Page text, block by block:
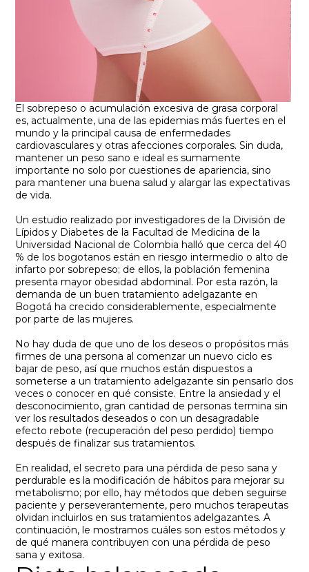
El sobrepeso o acumulación excesiva de grasa corporal
es, actualmente, una de las epidemias más fuertes en el
mundo y la principal causa de enfermedades
cardiovasculares y otras afecciones corporales. Sin duda,
mantener un peso sano e ideal es sumamente
importante no solo por cuestiones de apariencia, sino
para mantener una buena salud y alargar las expectativas
de vida.
Un estudio realizado por investigadores de la División de
Lípidos y Diabetes de la Facultad de Medicina de la
Universidad Nacional de Colombia halló que cerca del 40
% de los bogotanos están en riesgo intermedio o alto de
infarto por sobrepeso; de ellos, la población femenina
presenta mayor obesidad abdominal. Por esta razón, la
demanda de un buen tratamiento adelgazante en
Bogotá ha crecido considerablemente, especialmente
por parte de las mujeres.
No hay duda de que uno de los deseos o propósitos más
firmes de una persona al comenzar un nuevo ciclo es
bajar de peso, así que muchos están dispuestos a
someterse a un tratamiento adelgazante sin pensarlo dos
veces o conocer en qué consiste. Entre la ansiedad y el
desconocimiento, gran cantidad de personas termina sin
ver los resultados deseados o con un desagradable
efecto rebote (recuperación del peso perdido) tiempo
después de finalizar sus tratamientos.
En realidad, el secreto para una pérdida de peso sana y
perdurable es la modificación de hábitos para mejorar su
metabolismo; por ello, hay métodos que deben seguirse
paciente y perseverantemente, pero muchos terapeutas
olvidan incluirlos en sus tratamientos adelgazantes. A
continuación, le mostramos cuáles son estos métodos y
de qué manera contribuyen con una pérdida de peso
sana y exitosa.